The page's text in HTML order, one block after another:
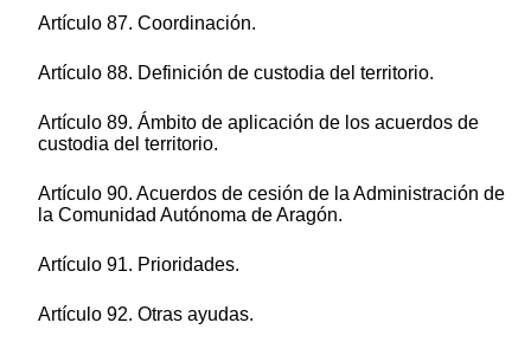
Artículo 87. Coordinación.
Artículo 88. Definición de custodia del territorio.
Artículo 89. Ámbito de aplicación de los acuerdos de
custodia del territorio.
Artículo 90. Acuerdos de cesión de la Administración de
la Comunidad Autónoma de Aragón.
Artículo 91. Prioridades.
Artículo 92. Otras ayudas.